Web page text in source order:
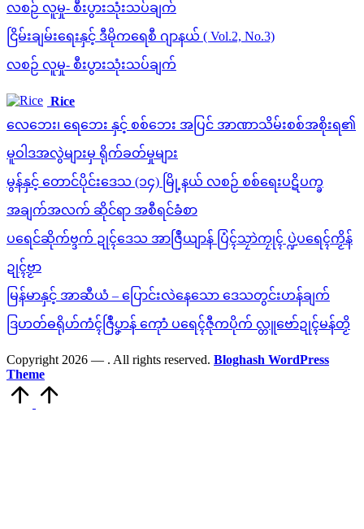
လစဉ် လူမှု- စီးပွားသုံးသပ်ချက်
ငြိမ်းချမ်းရေးနှင့် ဒီမိုကရေစီ ဂျာနယ် ( Vol.2, No.3)
လစဉ် လူမှု- စီးပွားသုံးသပ်ချက်
Rice
လေဘေး၊ ရေဘေး နှင့် စစ်ဘေး အပြင် အာဏာသိမ်းစစ်အစိုးရ၏
မူဝါဒအလွဲများမှ ရိုက်ခတ်မှုများ
မွန်နှင့် တောင်ပိုင်းဒေသ (၁၄) မြို့နယ် လစဉ် စစ်ရေးပဋိပက္ခ
အချက်အလက် ဆိုင်ရာ အစီရင်ခံစာ
ပရေင်ဆိုက်ဗ္ဒက် ဍုၚ်ဒေသ အာဇြဳယျာန် ပြံၚ်သၠာဲကၠုၚ် ပ္ဍဲပရေၚ်ကၟိန်
ဍုၚ်ဗၟာ
မြန်မာနှင့် အာဆီယံ – ပြောင်းလဲနေသော ဒေသတွင်းဟန်ချက်
ဒြဟတ်ဓရိုဟ်ကံၚ်ဇြဳပၞာန် ကေုာံ ပရေၚ်ဇီုကပိုက် လ္တူဗော်ဍုၚ်မန်တၟိ
Copyright 2026 — . All rights reserved. Bloghash WordPress
Theme